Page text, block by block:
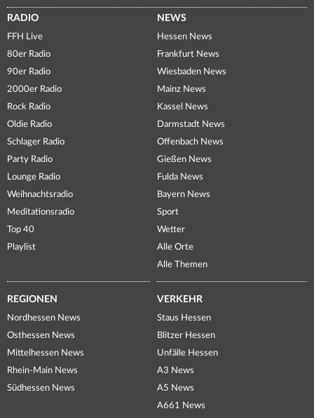
RADIO
FFH Live
80er Radio
90er Radio
2000er Radio
Rock Radio
Oldie Radio
Schlager Radio
Party Radio
Lounge Radio
Weihnachtsradio
Meditationsradio
Top 40
Playlist
NEWS
Hessen News
Frankfurt News
Wiesbaden News
Mainz News
Kassel News
Darmstadt News
Offenbach News
Gießen News
Fulda News
Bayern News
Sport
Wetter
Alle Orte
Alle Themen
REGIONEN
Nordhessen News
Osthessen News
Mittelhessen News
Rhein-Main News
Südhessen News
VERKEHR
Staus Hessen
Blitzer Hessen
Unfälle Hessen
A3 News
A5 News
A661 News